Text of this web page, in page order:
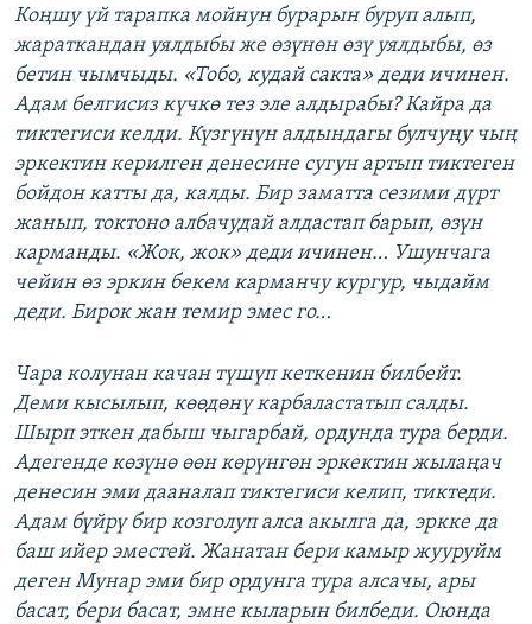
Коңшу үй тарапка мойнун бурарын буруп алып,
жараткандан уялдыбы же өзүнөн өзү уялдыбы, өз
бетин чымчыды. «Тобо, кудай сакта» деди ичинен.
Адам белгисиз күчкө тез эле алдырабы? Кайра да
тиктегиси келди. Күзгүнүн алдындагы булчуңу чың
эркектин керилген денесине сугун артып тиктеген
бойдон катты да, калды. Бир заматта сезими дүрт
жанып, токтоно албачудай алдастап барып, өзүн
карманды. «Жок, жок» деди ичинен… Ушунчага
чейин өз эркин бекем карманчу кургур, чыдайм
деди. Бирок жан темир эмес го…
Чара колунан качан түшүп кеткенин билбейт.
Деми кысылып, көөдөнү карбаластатып салды.
Шырп эткен дабыш чыгарбай, ордунда тура берди.
Адегенде көзүнө өөн көрүнгөн эркектин жылаңач
денесин эми дааналап тиктегиси келип, тиктеди.
Адам бүйрү бир козголуп алса акылга да, эркке да
баш ийер эместей. Жанатан бери камыр жууруйм
деген Мунар эми бир ордунга тура алсачы, ары
басат, бери басат, эмне кыларын билбеди. Оюнда